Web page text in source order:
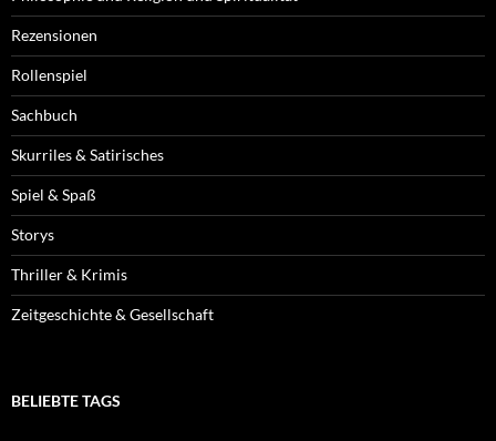
Rezensionen
Rollenspiel
Sachbuch
Skurriles & Satirisches
Spiel & Spaß
Storys
Thriller & Krimis
Zeitgeschichte & Gesellschaft
BELIEBTE TAGS